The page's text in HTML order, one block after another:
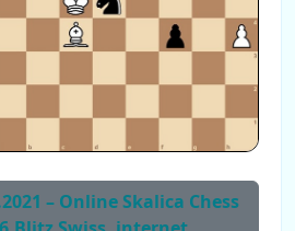
– Online Skalica Chess